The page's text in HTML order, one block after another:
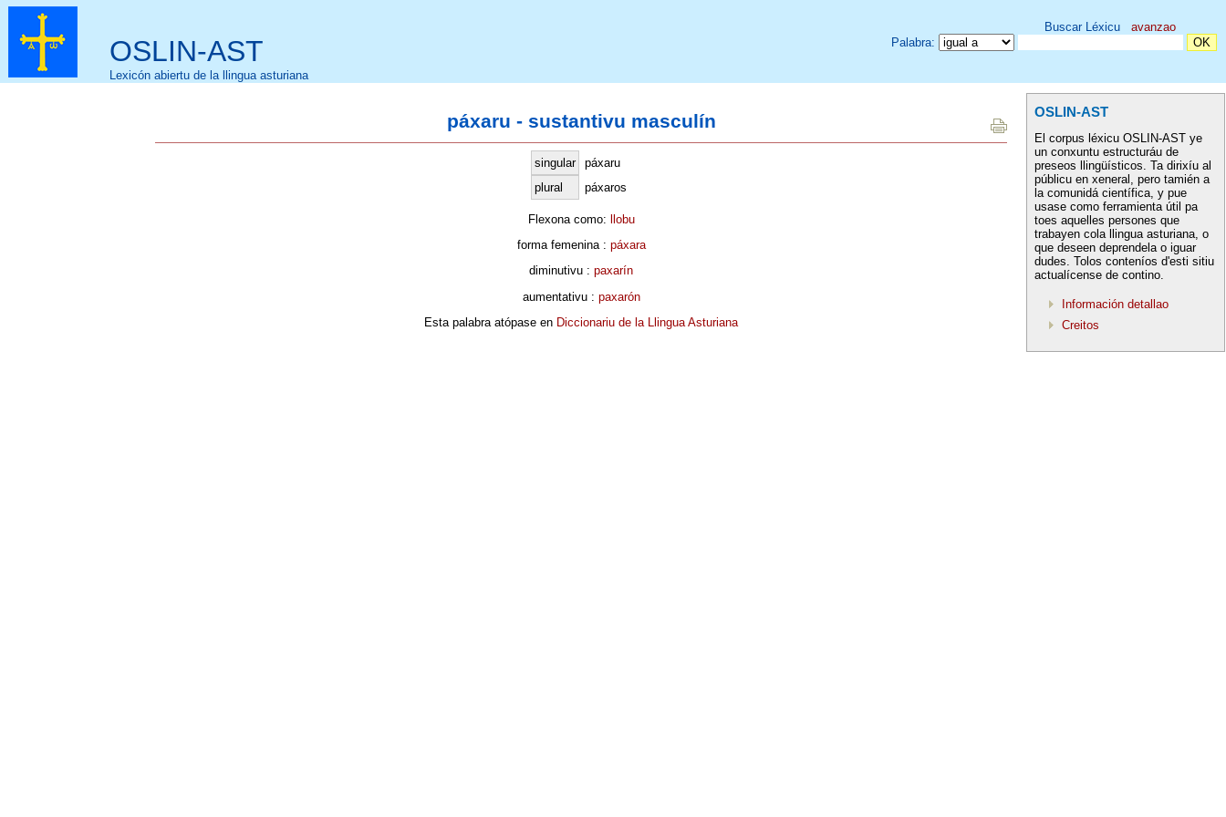
OSLIN-AST
Lexicón abiertu de la llingua asturiana
Buscar Léxicu avanzao
Palabra:
páxaru - sustantivu masculín
singular
páxaru
plural
páxaros
Flexona como: llobu
forma femenina : páxara
diminutivu : paxarín
aumentativu : paxarón
Esta palabra atópase en Diccionariu de la Llingua Asturiana
OSLIN-AST
El corpus léxicu OSLIN-AST ye
un conxuntu estructuráu de
preseos llingüísticos. Ta dirixíu al
públicu en xeneral, pero tamién a
la comunidá científica, y pue
usase como ferramienta útil pa
toes aquelles persones que
trabayen cola llingua asturiana, o
que deseen deprendela o iguar
dudes. Tolos conteníos d'esti sitiu
actualícense de contino.
Información detallao
Creitos